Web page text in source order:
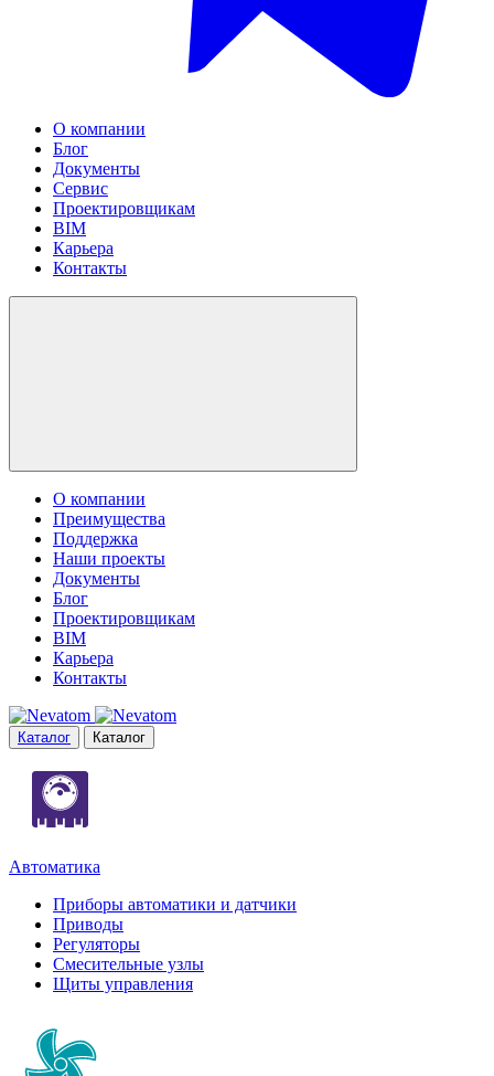
О компании
Блог
Документы
Сервис
Проектировщикам
BIM
Карьера
Контакты
О компании
Преимущества
Поддержка
Наши проекты
Документы
Блог
Проектировщикам
BIM
Карьера
Контакты
Каталог Каталог
Автоматика
Приборы автоматики и датчики
Приводы
Регуляторы
Смесительные узлы
Щиты управления